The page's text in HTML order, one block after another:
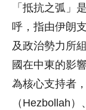
「抵抗之弧」
呼，指由伊朗
及政治勢力所
國在中東的影
為核心支持者
（Hezbollah